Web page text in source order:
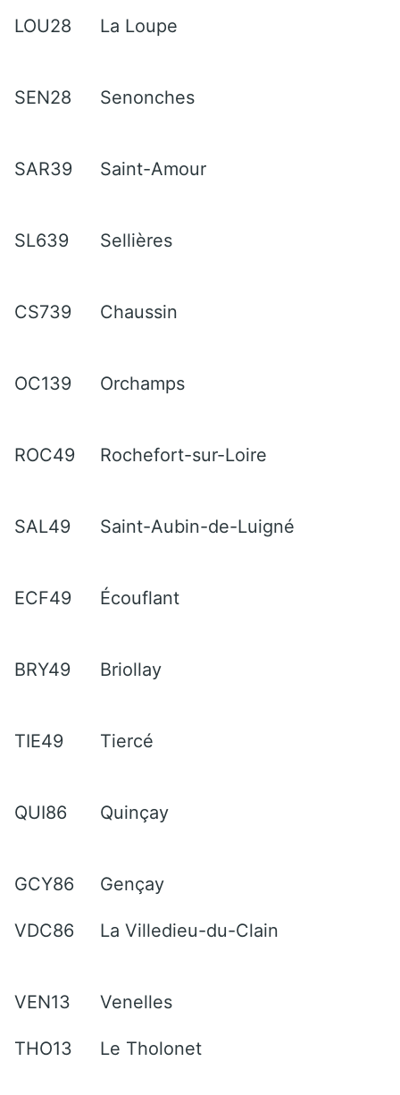
LOU28 La Loupe
SEN28 Senonches
SAR39 Saint-Amour
SL639 Sellières
CS739 Chaussin
OC139 Orchamps
ROC49 Rochefort-sur-Loire
SAL49 Saint-Aubin-de-Luigné
ECF49 Écouflant
BRY49 Briollay
TIE49 Tiercé
QUI86 Quinçay
GCY86 Gençay
VDC86 La Villedieu-du-Clain
VEN13 Venelles
THO13 Le Tholonet